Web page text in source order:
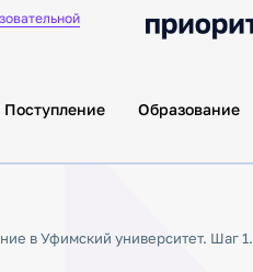
Поступление Образование
в Уфимский университет. Шаг 1.
подлинность
диплома?